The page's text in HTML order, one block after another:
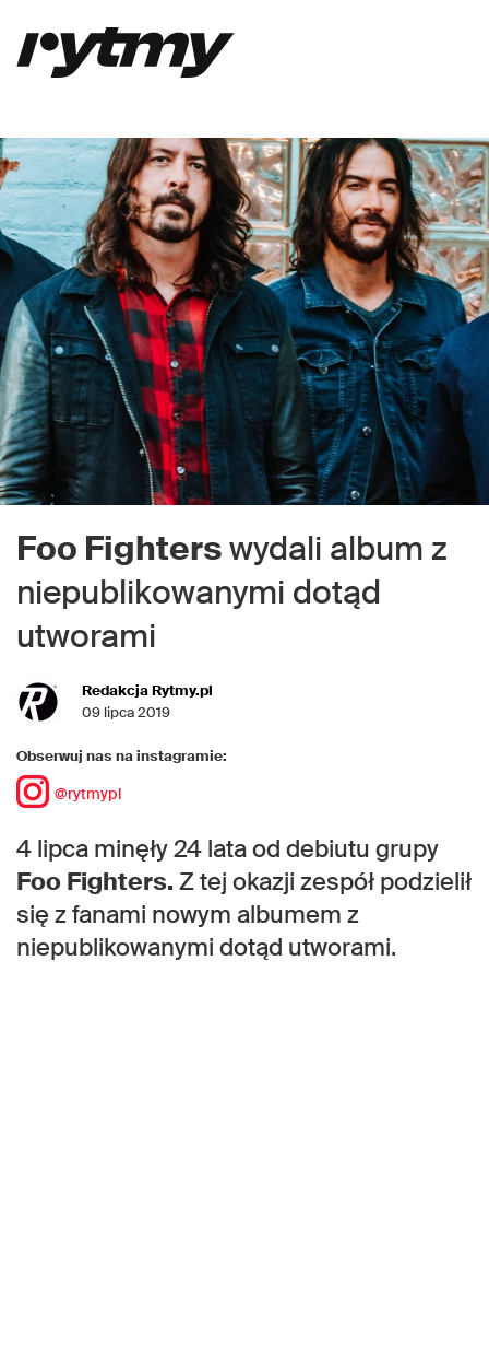
Foo Fighterswydali album z
niepublikowanymi dotąd
utworami
Redakcja Rytmy.pl
09 lipca 2019
Obserwuj nas na instagramie:
@rytmypl
4 lipca minęły 24 lata od debiutu grupy
Foo Fighters.Z tej okazji zespół podzielił
się z fanami nowym albumem z
niepublikowanymi dotąd utworami.